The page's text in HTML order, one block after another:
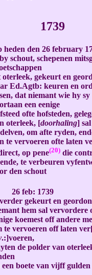
1739
heden den 26 february
schout, schepenen
oterleek, gekeurt en
Ed.Agtb: keuren en
dat niemant wie hy sy
een eenige
ofte hofsteden,
oterleek, [doorhaling]
om afte ryden,
te vervoeren ofte laten
op pene(20) die
te verbeuren
den schout
feb: 1739
gekeurt en
hem sal vervordere
koemest off andere
te vervoeren off laten
.:]voeren,
de polder van
een boete van vijff